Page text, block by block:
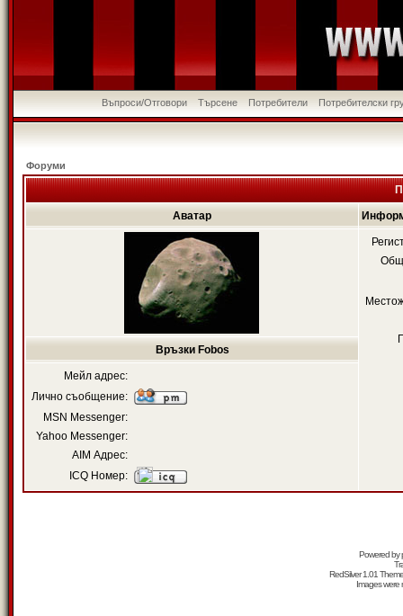
Въпроси/Отговори Търсене Потребители Потребителски
Форуми
Аватар
Връзки Fobos
Мейл адрес:
Лично съобщение:
MSN Messenger:
Yahoo Messenger:
AIM Адрес:
ICQ Номер:
Powered by
RedSilver 1.01
Images were